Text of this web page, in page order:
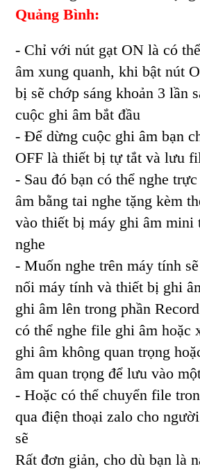
Quảng Bình:
- Chỉ với nút gạt ON là có
âm xung quanh, khi bật nút
bị sẽ chớp sáng khoản 3 lần
cuộc ghi âm bắt đầu
- Để dừng cuộc ghi âm bạn
OFF là thiết bị tự tắt và lưu
- Sau đó bạn có thể nghe
âm bằng tai nghe tặng kèm
vào thiết bị máy ghi âm mini
nghe
- Muốn nghe trên máy tính
nối máy tính và thiết bị ghi
ghi âm lên trong phần
có thể nghe file ghi âm hoặc
ghi âm không quan trọng
âm quan trọng để lưu vào
- Hoặc có thể chuyển file
qua điện thoại zalo cho
sẽ
Rất đơn giản, cho dù bạn là